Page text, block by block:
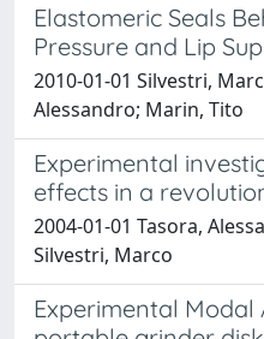
Elastomeric Seals
Pressure and Lip
2010-01-01 Silvestri,
Alessandro; Marin, Tito
Experimental
effects in a
2004-01-01 Tasora,
Silvestri, Marco
Experimental Modal